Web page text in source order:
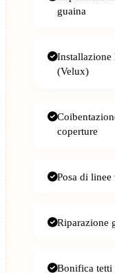
guaina
Installazione
(Velux)
coperture
Posa di
Riparazione
Bonifica tetti